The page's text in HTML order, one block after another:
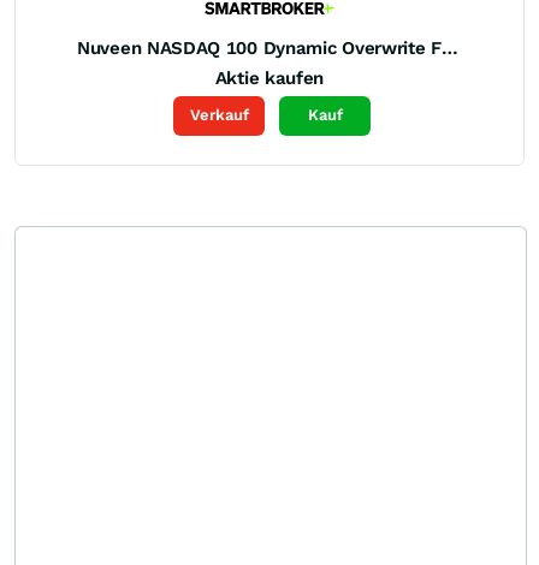
Nuveen NASDAQ 100 Dynamic Overwrite Fund of Benef Interest
Aktie kaufen
Verkauf Kauf